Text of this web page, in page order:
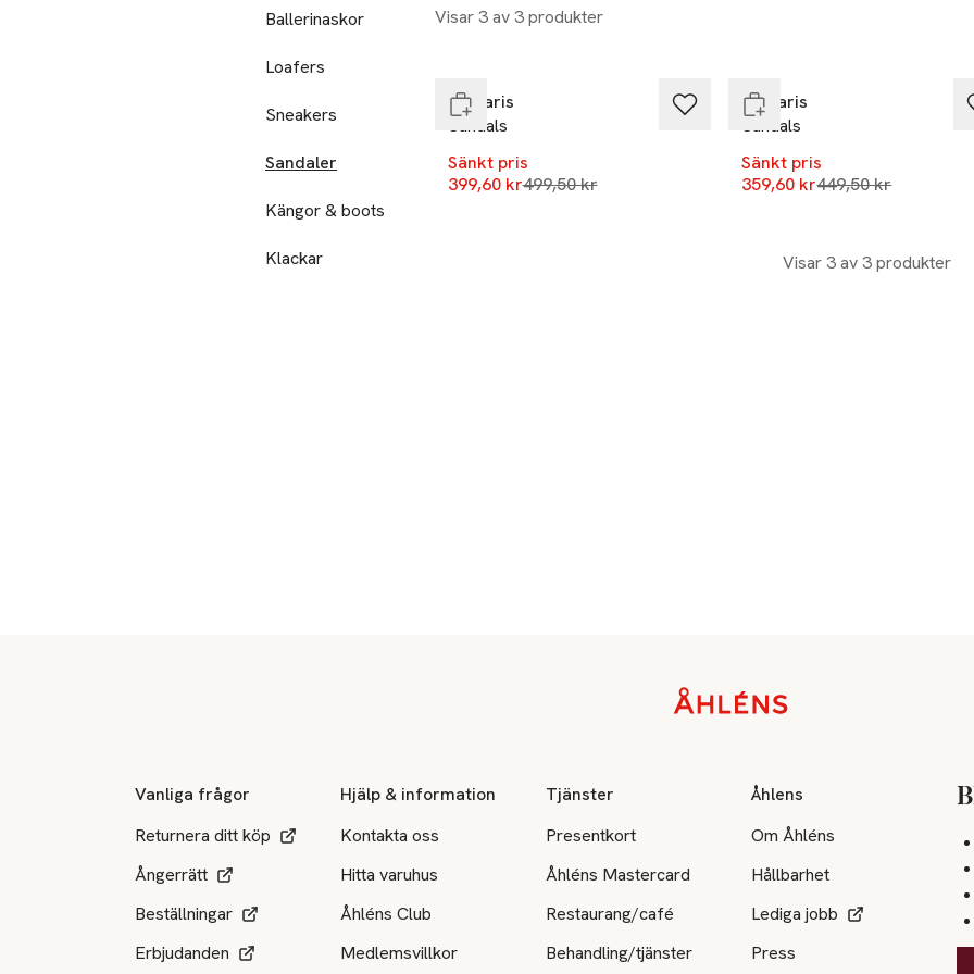
Ballerinaskor
Loafers
Sneakers
Sandaler
Kängor & boots
Klackar
Visar 3 av 3 produkter
-20%
Tamaris
Sandals
Sänkt pris
399,60 krLägsta pris 30 dagar
499,50 kr
Tamaris
Sandals
Sänkt pris
359,60 krLägsta pris 30 dagar
449,50 kr
Visar 3 av 3 produkter
Vanliga frågor
Returnera ditt köp
Ångerrätt
Beställningar
Erbjudanden
Hjälp & information
Kontakta oss
Hitta varuhus
Åhléns Club
Medlemsvillkor
Tjänster
Presentkort
Åhléns Mastercard
Restaurang/café
Behandling/tjänster
Åhlens
Om Åhléns
Hållbarhet
Lediga jobb
Press